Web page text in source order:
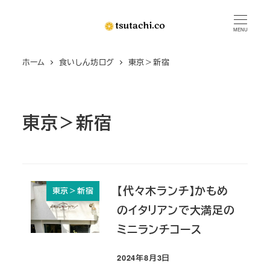
MENU
ホーム 食いしん坊ログ 東京＞新宿
東京＞新宿
東京＞新宿
【代々木ランチ】かもめ
のイタリアンで大満足の
ミニランチコース
投稿日
2024年8月3日